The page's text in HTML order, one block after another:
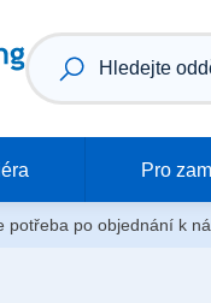
Vyhledávání
Pro
potřeba po objednání k